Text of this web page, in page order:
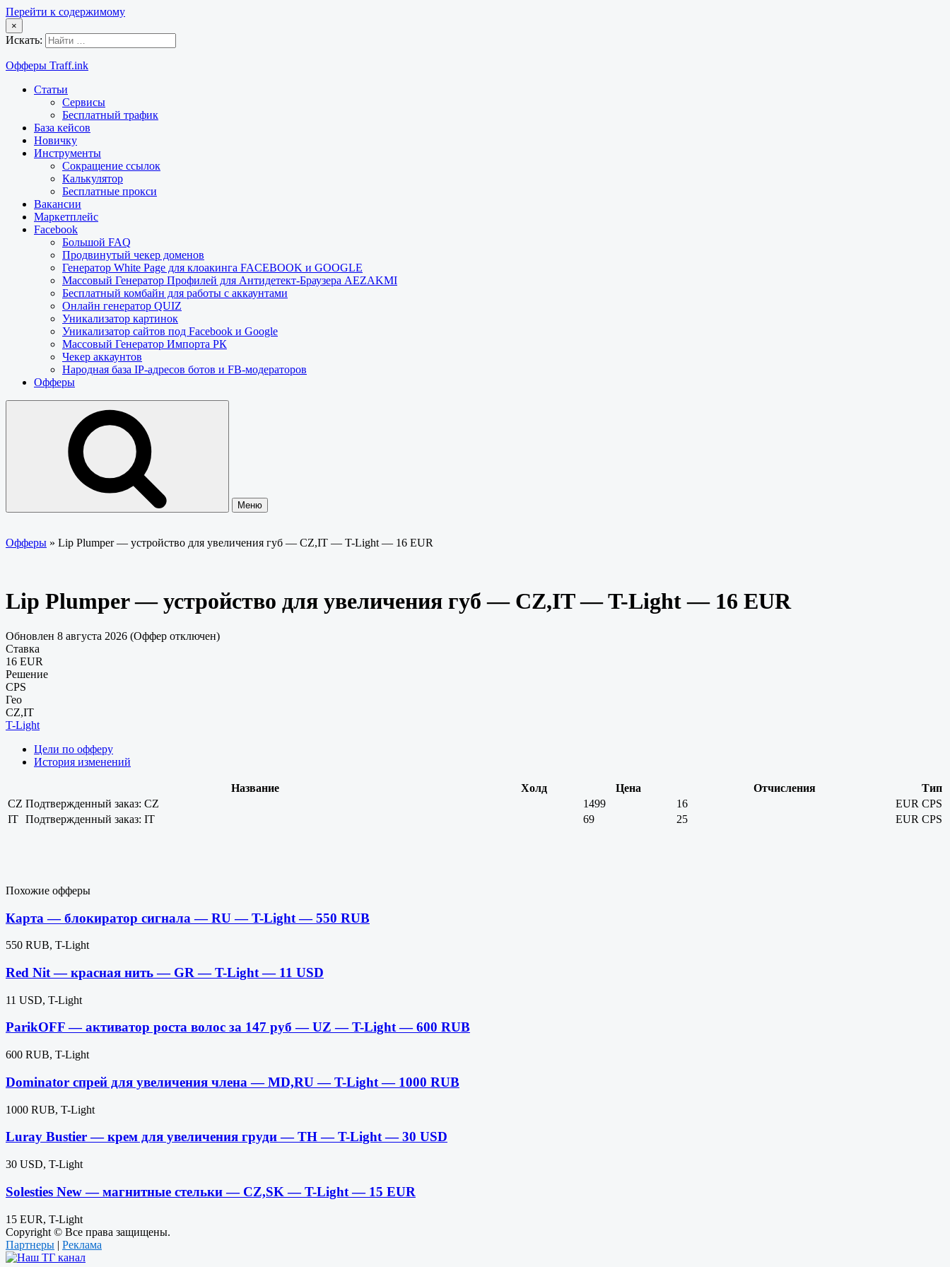
Перейти к содержимому
×
Искать:
Офферы Traff.ink
Статьи
Сервисы
Бесплатный трафик
База кейсов
Новичку
Инструменты
Сокращение ссылок
Калькулятор
Бесплатные прокси
Вакансии
Маркетплейс
Facebook
Большой FAQ
Продвинутый чекер доменов
Генератор White Page для клоакинга FACEBOOK и GOOGLE
Массовый Генератор Профилей для Антидетект-Браузера AEZAKMI
Бесплатный комбайн для работы с аккаунтами
Онлайн генератор QUIZ
Уникализатор картинок
Уникализатор сайтов под Facebook и Google
Массовый Генератор Импорта РК
Чекер аккаунтов
Народная база IP-адресов ботов и FB-модераторов
Офферы
Меню
Офферы » Lip Plumper — устройство для увеличения губ — CZ,IT — T-Light — 16 EUR
Lip Plumper — устройство для увеличения губ — CZ,IT — T-Light — 16 EUR
Обновлен 8 августа 2026 (Оффер отключен)
Ставка
16 EUR
Решение
CPS
Гео
CZ,IT
T-Light
Цели по офферу
История изменений
Название Холд Цена Отчисления
Тип
CZ Подтвержденный заказ: CZ 1499 16 EUR CPS
IT Подтвержденный заказ: IT 69 25 EUR CPS
Похожие офферы
Карта — блокиратор сигнала — RU — T-Light — 550 RUB
550 RUB, T-Light
Red Nit — красная нить — GR — T-Light — 11 USD
11 USD, T-Light
ParikOFF — активатор роста волос за 147 руб — UZ — T-Light — 600 RUB
600 RUB, T-Light
Dominator спрей для увеличения члена — MD,RU — T-Light — 1000 RUB
1000 RUB, T-Light
Luray Bustier — крем для увеличения груди — TH — T-Light — 30 USD
30 USD, T-Light
Solesties New — магнитные стельки — CZ,SK — T-Light — 15 EUR
15 EUR, T-Light
Copyright © Все права защищены.
Партнеры | Реклама